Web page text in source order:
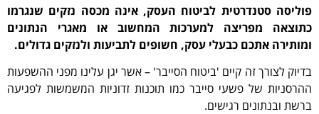
פוליסה סטנדרטית לביטוח העסק, אינה מכסה נזקים שנגרמו
כתוצאה מפריצה למערכות המחשוב או מאגרי הנתונים
ומותירה אתכם כבעלי עסק, חשופים לתביעות ולנזקים גדולים.
בדיוק לצורך זה קיים 'ביטוח הסייבר' – אשר יגן עלינו מפני ההשפעות
ההרסניות של פשעי סייבר כמו תוכנות זדוניות המשמשות לפגיעה
ברשת ובנתונים רגישים.